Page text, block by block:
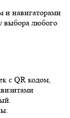
и навигаторами
выбора любого
с QR кодом,